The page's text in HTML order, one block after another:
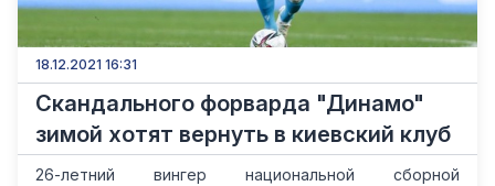
18.12.2021 16:31
Скандального форварда "Динамо"
зимой хотят вернуть в киевский клуб
26-летний вингер национальной сборной